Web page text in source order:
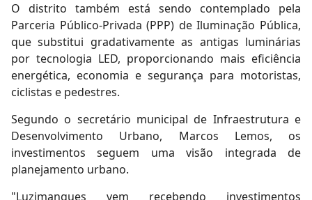
O distrito também está sendo contemplado pela
Parceria Público-Privada (PPP) de Iluminação Pública,
que substitui gradativamente as antigas luminárias
por tecnologia LED, proporcionando mais eficiência
energética, economia e segurança para motoristas,
ciclistas e pedestres.
Segundo o secretário municipal de Infraestrutura e
Desenvolvimento Urbano, Marcos Lemos, os
investimentos seguem uma visão integrada de
planejamento urbano.
"Luzimangues vem recebendo investimentos